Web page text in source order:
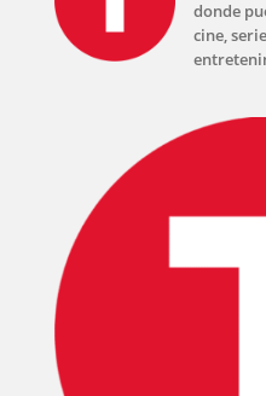
EVENTOSdonde
cine,